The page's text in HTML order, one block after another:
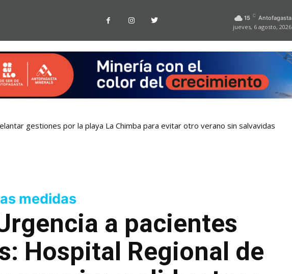
15 C Antofagasta
jueves, 6 agosto, 2026
gestiones por la playa La Chimba para evitar otro verano sin salvavidas
medidas
a pacientes
Hospital Regional de